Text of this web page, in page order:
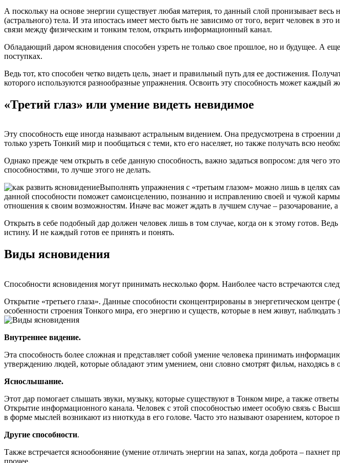
А поскольку на основе энергии существует любая материя, то данный слой пронизывает
(астрального) тела. И эта ипостась имеет место быть не зависимо от того, верит человек в
связи между физическим и тонким телом, открыть информационный канал.
Обладающий даром ясновидения способен узреть не только свое прошлое, но и будущее. А
поступках.
Ведь тот, кто способен четко видеть цель, знает и правильный путь для ее достижения.
которого используются разнообразные упражнения. Освоить эту способность может каждый
«Третий глаз» или умение видеть невидимое
Эту способность еще иногда называют астральным видением. Она предусмотрена в
только узреть Тонкий мир и пообщаться с теми, кто его населяет, но также получать всю
Однако прежде чем открыть в себе данную способность, важно задаться вопросом: для
способностями, то лучше этого не делать.
Выполнять упражнения с «третьим глазом» можно лишь в целях
данной способности поможет самоисцелению, познанию и исправлению своей и чужой кармы
отношения к своим возможностям. Иначе вас может ждать в лучшем случае – разочарование,
Открыть в себе подобный дар должен человек лишь в том случае, когда он к этому готов.
истину. И не каждый готов ее принять и понять.
Виды ясновидения
Способности ясновидения могут принимать несколько форм. Наиболее часто встречаются
Открытие «третьего глаза». Данные способности сконцентрированы в энергетическом
особенности строения Тонкого мира, его энергию и существ, которые в нем живут,
Внутреннее видение.
Эта способность более сложная и представляет собой умение человека принимать
утверждению людей, которые обладают этим умением, они словно смотрят фильм, находясь в
Яснослышание.
Этот дар помогает слышать звуки, музыку, которые существуют в Тонком мире, а также
Открытие информационного канала. Человек с этой способностью имеет особую связь с
в форме мыслей возникают из ниоткуда в его голове. Часто это называют озарением, которое
Другие способности.
Также встречается яснообоняние (умение отличать энергии на запах, когда доброта –